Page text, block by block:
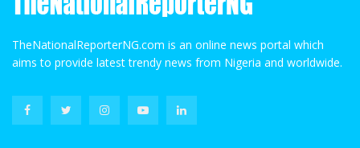
TheNationalReporterNG.com is an online news portal which
aims to provide latest trendy news from Nigeria and worldwide.